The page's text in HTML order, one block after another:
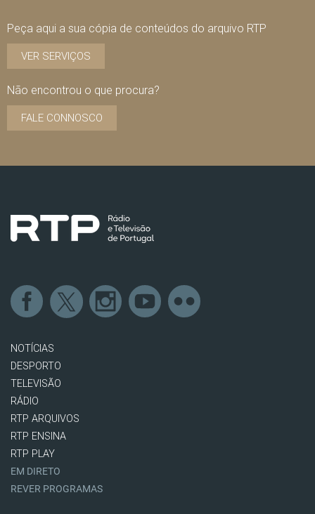
Peça aqui a sua cópia de conteúdos do arquivo RTP
VER SERVIÇOS
Não encontrou o que procura?
FALE CONNOSCO
NOTÍCIAS
DESPORTO
TELEVISÃO
RÁDIO
RTP ARQUIVOS
RTP ENSINA
RTP PLAY
EM DIRETO
REVER PROGRAMAS